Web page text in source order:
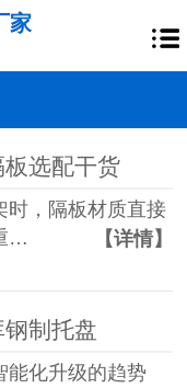
家
选配干货
时，隔板材质直接
…
【详情】
制托盘
能化升级的趋势